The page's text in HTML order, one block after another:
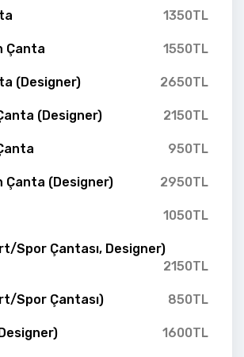
1350TL
Çanta 1550TL
(Designer) 2650TL
(Designer) 2150TL
950TL
Çanta (Designer) 2950TL
1050TL
Spor Çantası, Designer)
2150TL
Spor Çantası) 850TL
1600TL